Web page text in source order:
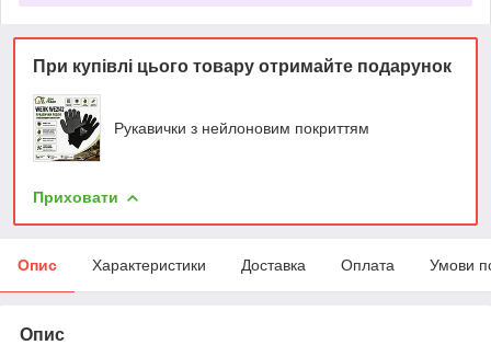
При купівлі цього товару отримайте подарунок
Рукавички з нейлоновим покриттям
Приховати
Опис Характеристики Доставка Оплата Умови
Опис